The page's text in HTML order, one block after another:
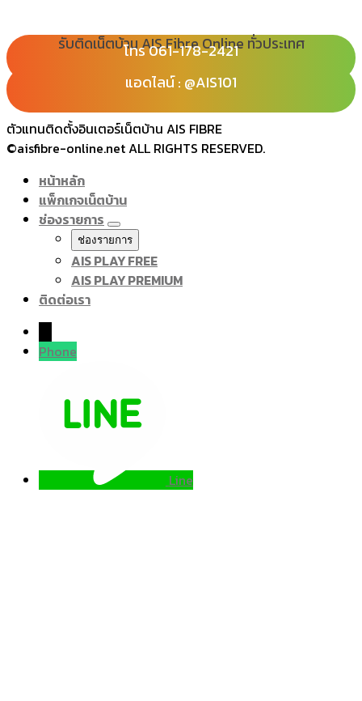
รับติดเน็ตบ้าน AIS Fibre Online ทั่วประเทศ
โทร 080-065-2989โทร 061-178-2421
Line : @ais101 แอดไลน์ : @AIS101
ตัวแทนติดตั้งอินเตอร์เน็ตบ้าน AIS FIBRE
©aisfibre-online.net ALL RIGHTS RESERVED.
หน้าหลัก
แพ็กเกจเน็ตบ้าน
ช่องรายการ
ช่องรายการ
AIS PLAY FREE
AIS PLAY PREMIUM
ติดต่อเรา
Phone
Line